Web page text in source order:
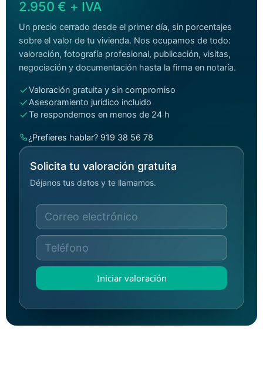
2.950 € + IVA
Un precio cerrado desde el primer día, sin porcentajes
sobre el valor de tu vivienda. Nos ocupamos de todo:
valoración, fotografía profesional, publicación, visitas,
negociación y documentación hasta la firma en notaría.
Valoración gratuita y sin compromiso
Asesoramiento jurídico incluido
Te respondemos en menos de 24 h
¿Prefieres hablar? 919 38 56 78
Solicita tu valoración gratuita
Déjanos tus datos y te llamamos.
Iniciar valoración